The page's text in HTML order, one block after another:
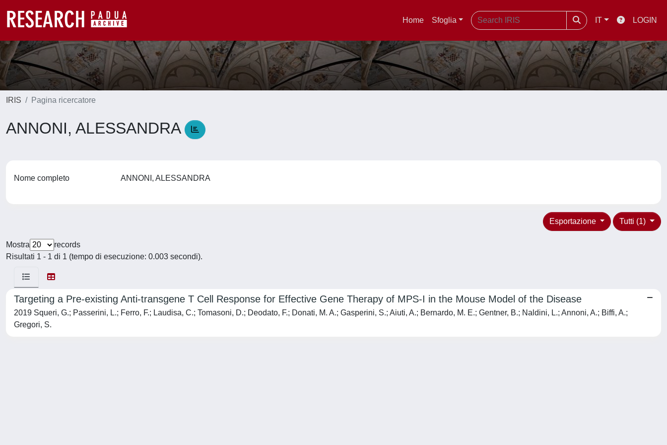
Home Sfoglia IT LOGIN
IRIS Pagina ricercatore
ANNONI, ALESSANDRA
Nome completo ANNONI, ALESSANDRA
Tutti (1)
Esportazione
Mostra
records
Risultati 1 - 1 di 1 (tempo di esecuzione: 0.003 secondi).
Targeting a Pre-existing Anti-transgene T Cell Response for Effective Gene Therapy of MPS-I in the Mouse Model of the Disease
2019 Squeri, G.; Passerini, L.; Ferro, F.; Laudisa, C.; Tomasoni, D.; Deodato, F.; Donati, M. A.; Gasperini, S.; Aiuti, A.; Bernardo, M. E.; Gentner, B.; Naldini, L.; Annoni, A.; Biffi, A.;
Gregori, S.